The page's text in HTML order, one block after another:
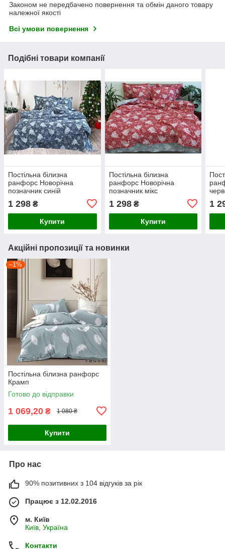
Законом не передбачено повернення та обмін даного товару
належної якості
Всі умови повернення
Подібні товари компанії
Постільна білизна
ранфорс Новорічна
позначник синій
1 298 ₴
Купити
Постільна білизна
ранфорс Новорічна
позначник мікс
1 298₴
Купити
1
Акційні пропозиції та новинки
–1%
Постільна білизна ранфорс
Крамп
Готово до відправки
1 069,20 ₴ 1 080 ₴
Купити
Про нас
90% позитивних з 104 відгуків за рік
Працює з 12.02.2016
м. Київ
Київ, Україна
Контакти